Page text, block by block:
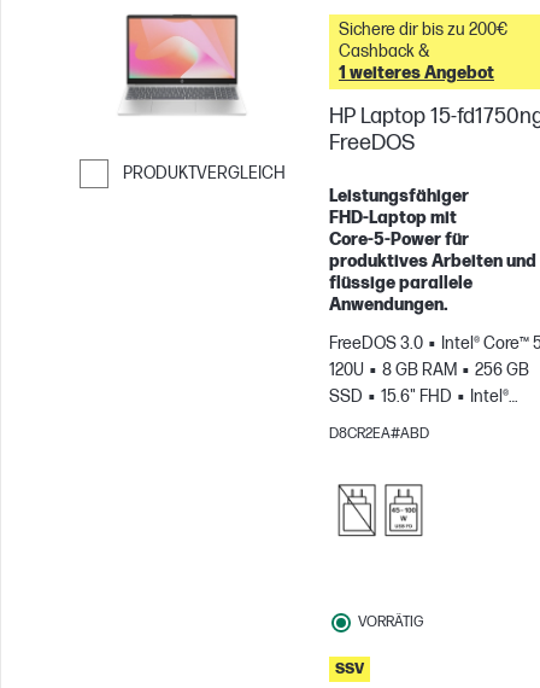
PRODUKTVERGLEICH
Weiter zum Vergleichen
Sichere dir bis zu 200€
Cashback &
1 weiteres Angebot
HP Laptop 15-
FreeDOS
Leistungsfähiger
FHD‑Laptop mit
Core‑5‑Power für
produktives Arbeiten und
flüssige parallele
Anwendungen.
FreeDOS 3.0
Intel® Core™
120U
8 GB RAM
256 GB
SSD
15.6" FHD
Intel®
Grafikkarte
D8CR2EA#ABD
VORRÄTIG
SSV